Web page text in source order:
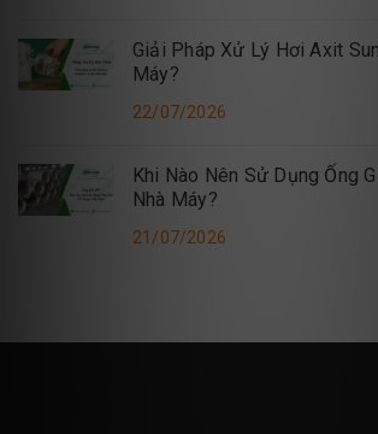
Giải Pháp Xử Lý Hơi Axit
Máy?
22/07/2026
Khi Nào Nên Sử Dụng Ống
Nhà Máy?
21/07/2026